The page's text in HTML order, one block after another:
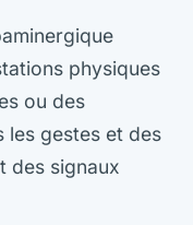
physiques
ou des
les gestes et des
des signaux